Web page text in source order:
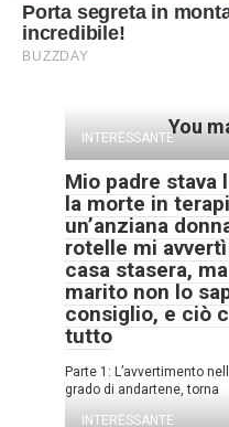
You
INTERESSANTE
Mio padre stava
la morte in
un’anziana
rotelle mi
casa stasera,
marito non lo
consiglio, e ciò
tutto
Parte 1: L’avvertimento
grado di andartene, torna
INTERESSANTE